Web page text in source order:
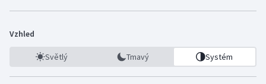
Vzhled
Světlý Tmavý Systém